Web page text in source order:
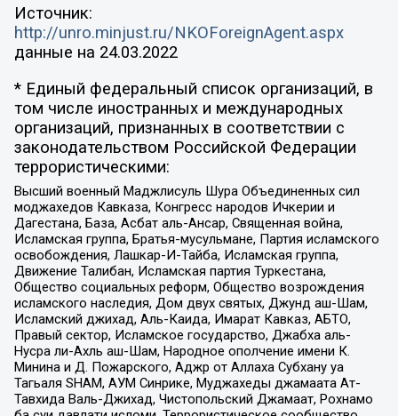
Источник:
http://unro.minjust.ru/NKOForeignAgent.aspx
данные на 24.03.2022
* Единый федеральный список организаций, в
том числе иностранных и международных
организаций, признанных в соответствии с
законодательством Российской Федерации
террористическими:
Высший военный Маджлисуль Шура Объединенных сил
моджахедов Кавказа, Конгресс народов Ичкерии и
Дагестана, База, Асбат аль-Ансар, Священная война,
Исламская группа, Братья-мусульмане, Партия исламского
освобождения, Лашкар-И-Тайба, Исламская группа,
Движение Талибан, Исламская партия Туркестана,
Общество социальных реформ, Общество возрождения
исламского наследия, Дом двух святых, Джунд аш-Шам,
Исламский джихад, Аль-Каида, Имарат Кавказ, АБТО,
Правый сектор, Исламское государство, Джабха аль-
Нусра ли-Ахль аш-Шам, Народное ополчение имени К.
Минина и Д. Пожарского, Аджр от Аллаха Субхану уа
Тагьаля SHAM, АУМ Синрике, Муджахеды джамаата Ат-
Тавхида Валь-Джихад, Чистопольский Джамаат, Рохнамо